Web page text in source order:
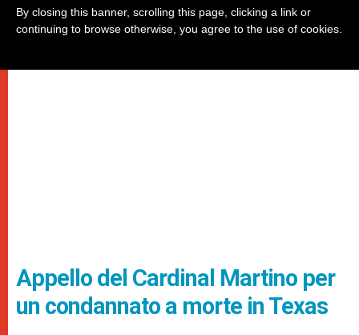
Appello del Cardinal Martino per
un condannato a morte in Texas
By closing this banner, scrolling this page, clicking a link or
continuing to browse otherwise, you agree to the use of cookies.